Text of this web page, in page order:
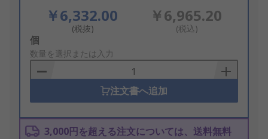
￥6,332.00
(税抜)
￥6,965.20
(税込)
Add
to
Basket
個
数量を選択または入力
注文書へ追加
3,000円を超える注文については、送料無料